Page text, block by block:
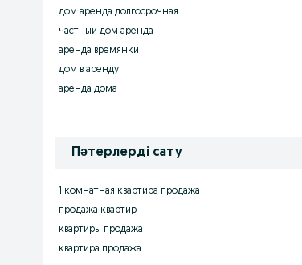
дом аренда долгосрочная
частный дом аренда
аренда времянки
дом в аренду
аренда дома
Пәтерлерді сату
1 комнатная квартира продажа
продажа квартир
квартиры продажа
квартира продажа